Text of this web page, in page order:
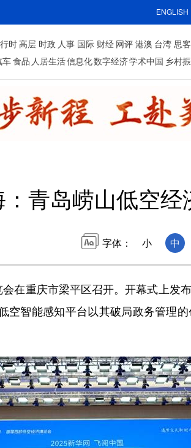
ENGLISH
时 高层 时政 人事 国际 财经 网评 港澳 台湾 思
车 食品 人居生活信息化数字经济学术中国 乡村
：青岛崂山低空
字体： 小 中
在重庆市梁平区召开。开幕式上发
空智能感知平台以其破局政务管理